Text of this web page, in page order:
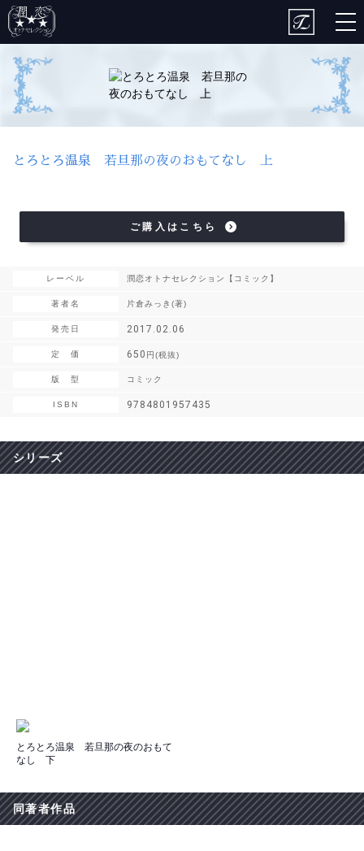
とろとろ温泉 若旦那の夜のおもてなし 上
ご購入はこちら
レーベル 潤恋オトナセレクション【コミック】
著者名 片倉みっき(著)
発売日 2017.02.06
定 価 650 円(税抜)
版 型 コミック
ISBN 9784801957435
シリーズ
とろとろ温泉 若旦那の夜のおもて
なし 下
同著者作品